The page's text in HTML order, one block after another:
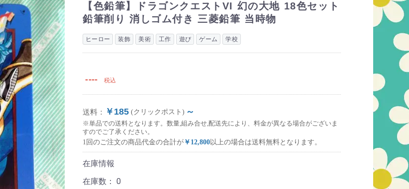
【色鉛筆】ドラゴンクエストVI 幻の大地 18色セット
鉛筆削り 消しゴム付き 三菱鉛筆 当時物
ヒーロー 装飾 美術 工作 遊び ゲーム 学校
---- 税込
送料： ￥185 (クリックポスト) ～
※単品での送料となります。数量,組み合せ,配送先により、料金が異なる場合がございま
すのでご了承ください。
1回のご注文の商品代金の合計が ￥12,800以上の場合は送料無料となります。
在庫情報
在庫数： 0